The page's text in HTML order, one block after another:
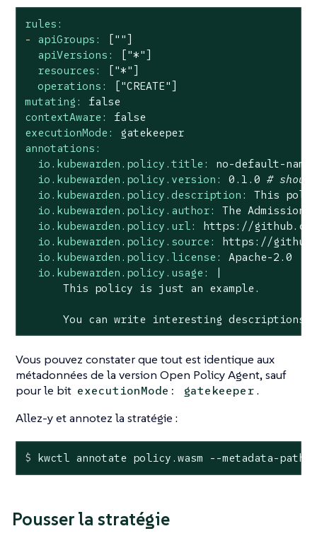
rules:
-
apiGroups:
[""]
apiVersions:
["*"]
resources:
["*"]
operations:
["CREATE"]
mutating:
false
contextAware:
false
executionMode:
gatekeeper
annotations:
io.kubewarden.policy.title:
no-default-
io.kubewarden.policy.version:
0.1 .0 #
io.kubewarden.policy.description:
This
io.kubewarden.policy.author:
The Admission
io.kubewarden.policy.url:
https://
io.kubewarden.policy.source:
https://
io.kubewarden.policy.license:
Apache-2.0
io.kubewarden.policy.usage:
|
You can write interesting descriptions
Vous pouvez constater que tout est identique aux
métadonnées de la version Open Policy Agent, sauf
pour le bit executionMode: gatekeeper.
Allez-y et annotez la stratégie :
$ kwctl annotate policy.wasm --metadata-path
Pousser la stratégie